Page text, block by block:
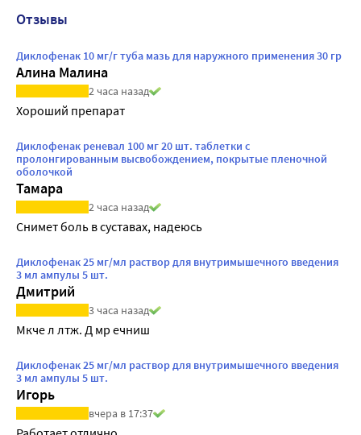
Отзывы
Диклофенак 10 мг/г туба мазь для наружного применения 30 гр
Алина Малина
2 часа назад
Хороший препарат
Диклофенак реневал 100 мг 20 шт. таблетки с
пролонгированным высвобождением, покрытые пленочной
оболочкой
Тамара
2 часа назад
Снимет боль в суставах, надеюсь
Диклофенак 25 мг/мл раствор для внутримышечного введения
3 мл ампулы 5 шт.
Дмитрий
3 часа назад
Мкче л лтж. Д мр ечниш
Диклофенак 25 мг/мл раствор для внутримышечного введения
3 мл ампулы 5 шт.
Игорь
вчера в 17:37